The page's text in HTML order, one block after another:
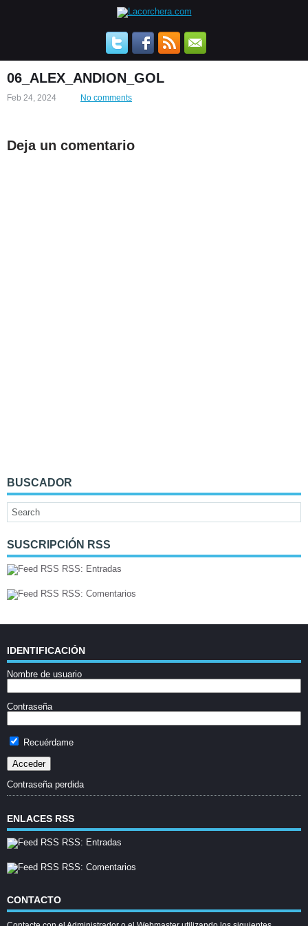
06_ALEX_ANDION_GOL
Feb 24, 2024 No comments
Deja un comentario
BUSCADOR
SUSCRIPCIÓN RSS
RSS: Entradas
RSS: Comentarios
IDENTIFICACIÓN
Nombre de usuario
Contraseña
Recuérdame
Contraseña perdida
ENLACES RSS
RSS: Entradas
RSS: Comentarios
CONTACTO